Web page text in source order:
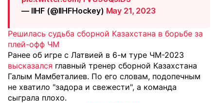
— IIHF (@IIHFHockey) May 21, 2023
Решилась судьба сборной Казахстана в борьбе за
плей-офф ЧМ
Ранее об игре с Латвией в 6-м туре ЧМ-2023
высказался главный тренер сборной Казахстана
Галым Мамбеталиев. По его словам, подопечным
не хватило "задора и свежести", а команда
сыграла плохо.